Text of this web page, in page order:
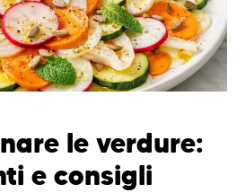
le verdure:
e consigli